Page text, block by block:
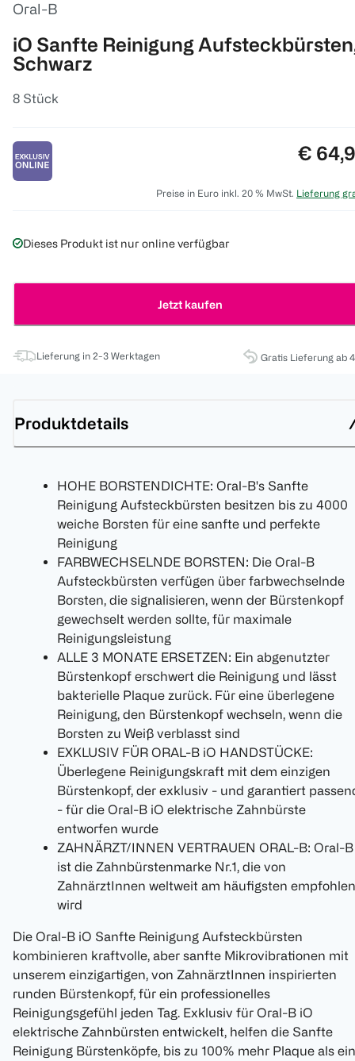
Oral-B
iO Sanfte Reinigung
Schwarz
8 Stück
Preis:
€
Preise in Euro inkl. 20 % MwSt. Lieferung
Dieses Produkt ist nur online verfügbar
Jetzt kaufen
Lieferung in 2-3 Werktagen Gratis Lieferung ab
Produktdetails
HOHE BORSTENDICHTE: Oral-B's Sanfte
Reinigung Aufsteckbürsten besitzen bis zu 4000
weiche Borsten für eine sanfte und perfekte
Reinigung
FARBWECHSELNDE BORSTEN: Die Oral-B
Aufsteckbürsten verfügen über farbwechselnde
Borsten, die signalisieren, wenn der Bürstenkopf
gewechselt werden sollte, für maximale
Reinigungsleistung
ALLE 3 MONATE ERSETZEN: Ein abgenutzter
Bürstenkopf erschwert die Reinigung und lässt
bakterielle Plaque zurück. Für eine überlegene
Reinigung, den Bürstenkopf wechseln, wenn die
Borsten zu Weiß verblasst sind
EXKLUSIV FÜR ORAL-B iO HANDSTÜCKE:
Überlegene Reinigungskraft mit dem einzigen
Bürstenkopf, der exklusiv - und garantiert
- für die Oral-B iO elektrische Zahnbürste
entworfen wurde
ZAHNÄRZT/INNEN VERTRAUEN ORAL-B: Oral-B
ist die Zahnbürstenmarke Nr.1, die von
ZahnärztInnen weltweit am häufigsten empfohlen
wird
Die Oral-B iO Sanfte Reinigung Aufsteckbürsten
kombinieren kraftvolle, aber sanfte Mikrovibrationen mit
unserem einzigartigen, von ZahnärztInnen inspirierten
runden Bürstenkopf, für ein professionelles
Reinigungsgefühl jeden Tag. Exklusiv für Oral-B iO
elektrische Zahnbürsten entwickelt, helfen die Sanfte
Reinigung Bürstenköpfe, bis zu 100% mehr Plaque als